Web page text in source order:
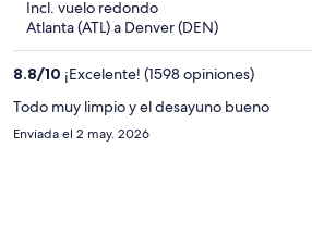
Incl. vuelo redondo
Atlanta (ATL) a Denver (DEN)
8.8/10 ¡Excelente! (1598 opiniones)
Todo muy limpio y el desayuno bueno
Enviada el 2 may. 2026